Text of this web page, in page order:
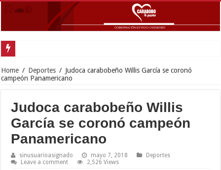
Home / Deportes / Judoca carabobeño Willis García se coronó
campeón Panamericano
Judoca carabobeño Willis
García se coronó campeón
Panamericano
sinusuarioasignado mayo 7, 2018
Deportes
Leave a comment
2,526 Views